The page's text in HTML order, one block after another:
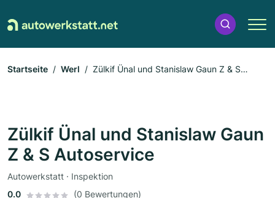
Startseite Werl
Zülkif Ünal und Stanislaw Gaun Z & S
Zülkif Ünal und Stanislaw Gaun
Z & S Autoservice
Autowerkstatt · Inspektion
0.0
(0 Bewertungen)